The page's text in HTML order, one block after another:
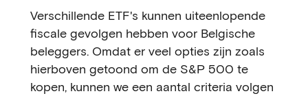
Verschillende ETF's kunnen uiteenlopende
fiscale gevolgen hebben voor Belgische
beleggers. Omdat er veel opties zijn zoals
hierboven getoond om de S&P 500 te
kopen, kunnen we een aantal criteria volgen